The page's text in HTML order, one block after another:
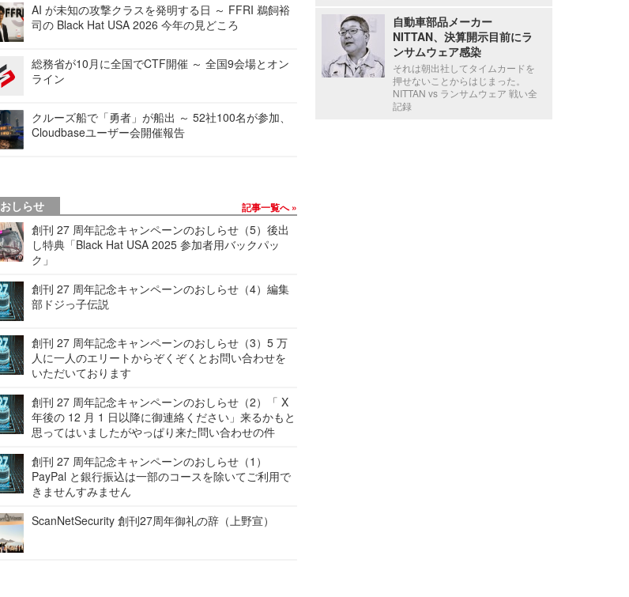
AI が未知の攻撃クラスを発明する日 ～ FFRI 鵜飼裕
司の Black Hat USA 2026 今年の見どころ
総務省が10月に全国でCTF開催 ～ 全国9会場とオン
ライン
クルーズ船で「勇者」が船出 ～ 52社100名が参加、
Cloudbaseユーザー会開催報告
おしらせ 記事一覧へ
創刊 27 周年記念キャンペーンのおしらせ（5）後出
し特典「Black Hat USA 2025 参加者用バックパッ
ク」
創刊 27 周年記念キャンペーンのおしらせ（4）編集
部ドジっ子伝説
創刊 27 周年記念キャンペーンのおしらせ（3）5 万
人に一人のエリートからぞくぞくとお問い合わせを
いただいております
創刊 27 周年記念キャンペーンのおしらせ（2）「 X
年後の 12 月 1 日以降に御連絡ください」来るかもと
思ってはいましたがやっぱり来た問い合わせの件
創刊 27 周年記念キャンペーンのおしらせ（1）
PayPal と銀行振込は一部のコースを除いてご利用で
きませんすみません
ScanNetSecurity 創刊27周年御礼の辞（上野宣）
自動車部品メーカー
NITTAN、決算開示目前にラ
ンサムウェア感染
それは朝出社してタイムカードを
押せないことからはじまった。
NITTAN vs ランサムウェア 戦い全
記録